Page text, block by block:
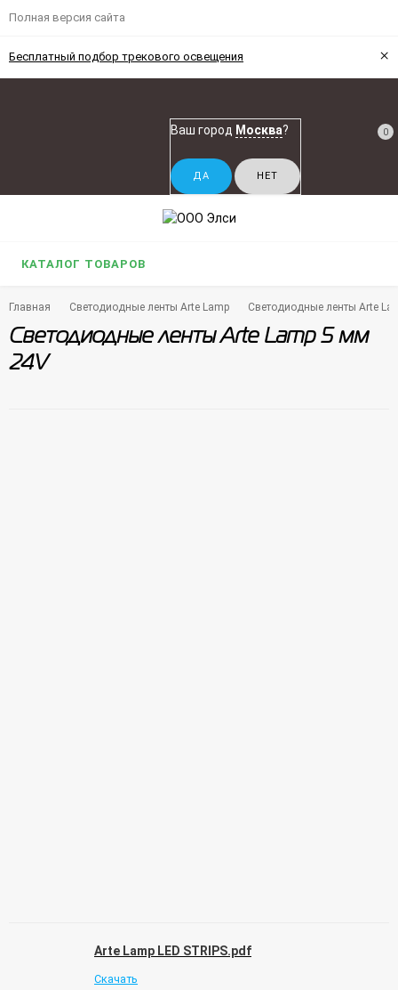
Полная версия сайта
Бесплатный подбор трекового освещения ×
Ваш город Москва? 0
КАТАЛОГ ТОВАРОВ
Главная Светодиодные ленты Arte Lamp Светодиодные ленты Arte
Светодиодные ленты Arte Lamp 5 мм
24V
Arte Lamp LED STRIPS.pdf
Скачать